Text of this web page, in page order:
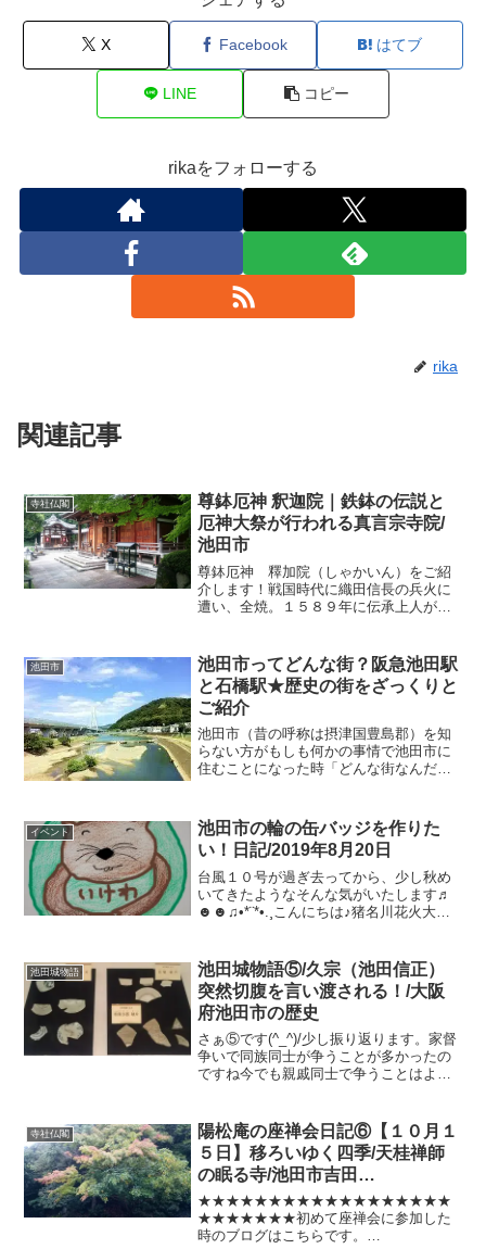
X Facebook はてブ
LINE コピー
rikaをフォローする
rika
関連記事
寺社仏閣
尊鉢厄神 釈迦院｜鉄鉢の伝説と
厄神大祭が行われる真言宗寺院/
池田市
尊鉢厄神 釋加院（しゃかいん）をご紹
介します！戦国時代に織田信長の兵火に
遭い、全焼。１５８９年に伝承上人が
鉢塚３－４－６阪急電車石橋阪大前から
徒歩２０分ぐらい🚶阪急電車...
池田市
池田市ってどんな街？阪急池田駅
と石橋駅★歴史の街をざっくりと
ご紹介
池田市（昔の呼称は摂津国豊島郡）を知
らない方がもしも何かの事情で池田市に
住むことになった時「どんな街なんだろ
でありますがご紹介いたします！池田市
は大阪府の北西に位置し一...
イベント
池田市の輪の缶バッジを作りた
い！日記/2019年8月20日
台風１０号が過ぎ去ってから、少し秋め
いてきたようなそんな気がいたします♬
☻☻♫•*¨*•.¸こんにちは♪猪名川花火大会
ず（行かず）細かい仕事を家でしていま
す。池田郷土史...
池田城物語
池田城物語⑤/久宗（池田信正）
突然切腹を言い渡される！/大阪
府池田市の歴史
さぁ⑤です(^_^)/少し振り返ります。家督
争いで同族同士が争うことが多かったの
ですね今でも親戚同士で争うことはよく
します。池田氏の中でも同族争いはあっ
たようですが細川...
寺社仏閣
陽松庵の座禅会日記⑥【１０月１
５日】移ろいゆく四季/天桂禅師
の眠る寺/池田市吉田
町/2017/10/15
★★★★★★★★★★★★★★★★★★
★★★★★★★初めて座禅会に参加した
時のブログはこちらです。